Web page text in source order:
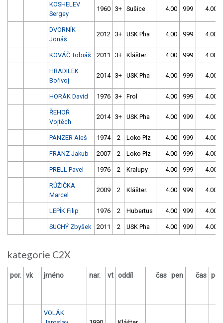
KOSHELEV
Sergey
1960 3+ Sušice 4.00 999 4.00
DVORNÍK
Jonáš
2012 3+ USK Pha 4.00 999 4.00
KOVÁČ Tobiáš 2011 3+ Klášter. 4.00 999 4.00
HRADILEK
Bořivoj
2014 3+ USK Pha 4.00 999 4.00
HORÁK David 1976 3+ Frol 4.00 999 4.00
ŘEHOŘ
Vojtěch
2014 3+ USK Pha 4.00 999 4.00
PANZER Aleš 1974 2 Loko Plz 4.00 999 4.00
FRANZ Jakub 2007 2 Loko Plz 4.00 999 4.00
PRELL Pavel 1976 2 Kralupy 4.00 999 4.00
RŮŽIČKA
Marcel
2009 2 Klášter. 4.00 999 4.00
LEPÍK Filip 1976 2 Hubertus 4.00 999 4.00
SUCHÝ Zbyšek 2011 2 USK Pha 4.00 999 4.00
kategorie C2X
por. vk jméno nar. vt oddíl čas pen čas pen
VOLÁK